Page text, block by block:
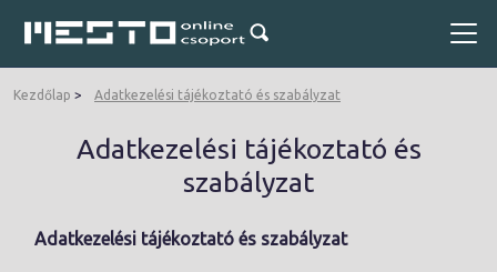
Kezdőlap Adatkezelési tájékoztató és szabályzat
Adatkezelési tájékoztató és
szabályzat
Adatkezelési tájékoztató és szabályzat